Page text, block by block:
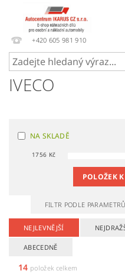
+420 605 981 910
IVECO
NA SKLADĚ
1756 Kč
POLOŽEK
FILTR PODLE
NEJLEVNĚJŠÍ
ABECEDNĚ
14 položek celkem